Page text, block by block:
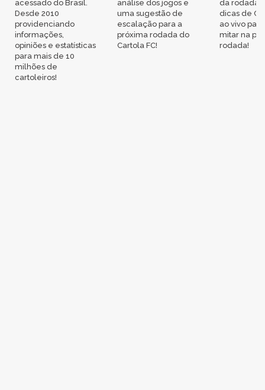
acessado do Brasil.
Desde 2010
providenciando
informações,
opiniões e estatísticas
para mais de 10
milhões de
cartoleiros!
análise dos jogos e
uma sugestão de
escalação para a
próxima rodada do
Cartola FC!
da rodada,
dicas de
ao vivo
mitar na
rodada!